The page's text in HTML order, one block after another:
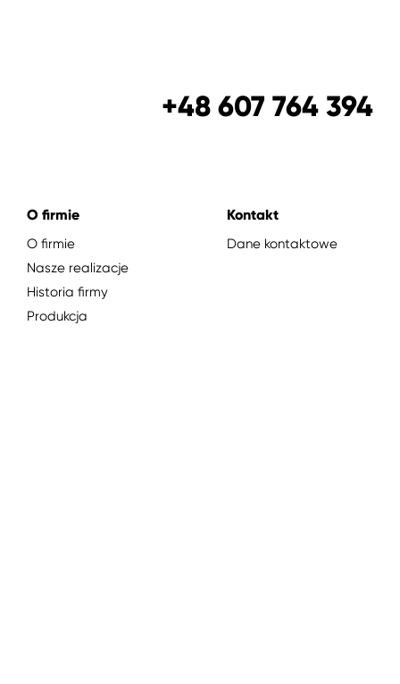
+48 607 764 394
O firmie
O firmie
Nasze realizacje
Historia firmy
Produkcja
Kontakt
Dane kontaktowe